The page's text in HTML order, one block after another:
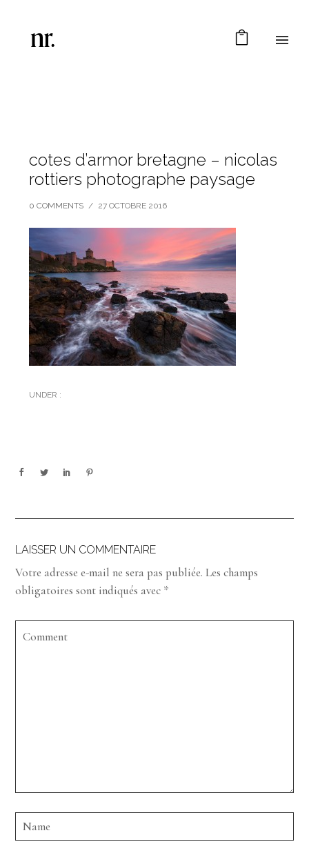
cotes d’armor bretagne – nicolas
rottiers photographe paysage
0 COMMENTS / 27 OCTOBRE 2016
UNDER :
LAISSER UN COMMENTAIRE
Votre adresse e-mail ne sera pas publiée. Les champs
obligatoires sont indiqués avec *